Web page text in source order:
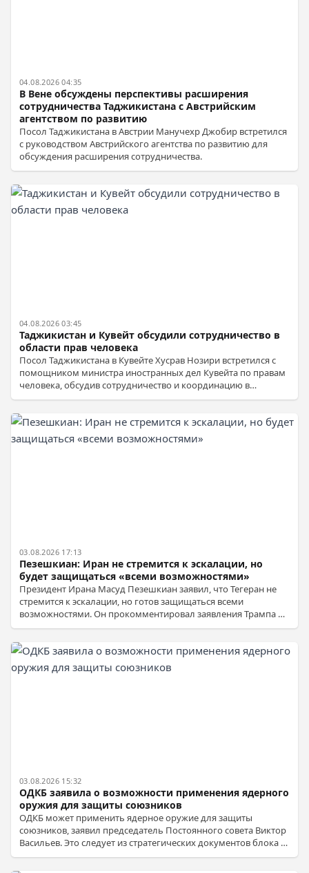
04.08.2026 04:35
В Вене обсуждены перспективы расширения
сотрудничества Таджикистана с Австрийским
агентством по развитию
Посол Таджикистана в Австрии Манучехр Джобир встретился
с руководством Австрийского агентства по развитию для
обсуждения расширения сотрудничества.
04.08.2026 03:45
Таджикистан и Кувейт обсудили сотрудничество в
области прав человека
Посол Таджикистана в Кувейте Хусрав Нозири встретился с
помощником министра иностранных дел Кувейта по правам
человека, обсудив сотрудничество и координацию в
международных организациях.
03.08.2026 17:13
Пезешкиан: Иран не стремится к эскалации, но
будет защищаться «всеми возможностями»
Президент Ирана Масуд Пезешкиан заявил, что Тегеран не
стремится к эскалации, но готов защищаться всеми
возможностями. Он прокомментировал заявления Трампа о
переговорах, отметив, что переговоров с США нет, а контакты
упомянуты предупреждения МИД Ирана о решительном
ответе на враждебные действия.
03.08.2026 15:32
ОДКБ заявила о возможности применения ядерного
оружия для защиты союзников
ОДКБ может применить ядерное оружие для защиты
союзников, заявил председатель Постоянного совета Виктор
Васильев. Это следует из стратегических документов блока и
военной доктрины России. Заявление прозвучало на фоне